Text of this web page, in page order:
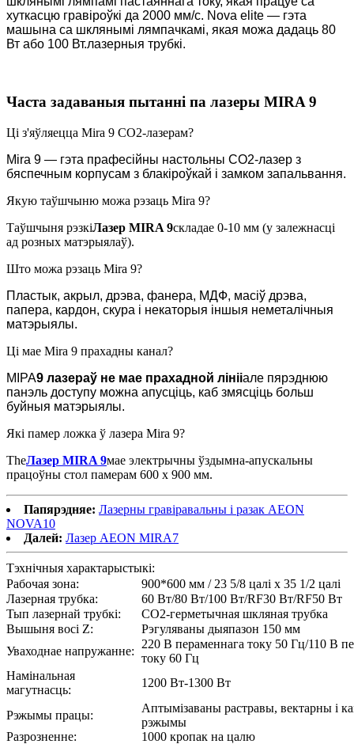
хуткасцю гравіроўкі да 2000 мм/с. Nova elite — гэта
машына са шклянымі лямпачкамі, якая можа дадаць 80
Вт або 100 Вт.лазерныя трубкі.
Часта задаваныя пытанні па лазеры MIRA 9
Ці з'яўляецца Mira 9 CO2-лазерам?
Mira 9 — гэта прафесійны настольны CO2-лазер з
бяспечным корпусам з блакіроўкай і замком запальвання.
Якую таўшчыню можа рэзаць Mira 9?
Таўшчыня рэзкіЛазер MIRA 9складае 0-10 мм (у залежнасці
ад розных матэрыялаў).
Што можа рэзаць Mira 9?
Пластык, акрыл, дрэва, фанера, МДФ, масіў дрэва,
папера, кардон, скура і некаторыя іншыя неметалічныя
матэрыялы.
Ці мае Mira 9 прахадны канал?
МІРА9 лазераў не мае прахадной лінііале пярэднюю
панэль доступу можна апусціць, каб змясціць больш
буйныя матэрыялы.
Які памер ложка ў лазера Mira 9?
TheЛазер MIRA 9мае электрычны ўздымна-апускальны
працоўны стол памерам 600 х 900 мм.
Папярэдняе: Лазерны гравіравальны і разак AEON
NOVA10
Далей: Лазер AEON MIRA7
Тэхнічныя характарыстыкі:
Рабочая зона:
900*600 мм / 23 5/8 цалі x 35 1/2 цалі
Лазерная трубка:
60 Вт/80 Вт/100 Вт/RF30 Вт/RF50 Вт
Тып лазернай трубкі:
CO2-герметычная шкляная трубка
Вышыня восі Z:
Рэгуляваны дыяпазон 150 мм
Уваходнае напружанне:
220 В пераменнага току 50 Гц/110 В
току 60 Гц
Намінальная
магутнасць:
1200 Вт-1300 Вт
Рэжымы працы:
Аптымізаваны растравы, вектарны і
рэжымы
Разрозненне:
1000 кропак на цалю